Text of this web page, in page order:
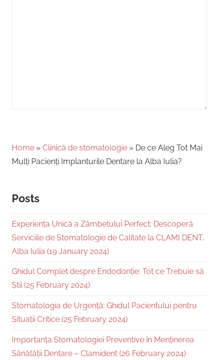
Home » Clinică de stomatologie » De ce Aleg Tot Mai
Mulți Pacienți Implanturile Dentare la Alba Iulia?
Posts
Experiența Unică a Zâmbetului Perfect: Descoperă
Serviciile de Stomatologie de Calitate la CLAMI DENT,
Alba Iulia (19 January 2024)
Ghidul Complet despre Endodonție: Tot ce Trebuie să
Știi (25 February 2024)
Stomatologia de Urgență: Ghidul Pacientului pentru
Situații Critice (25 February 2024)
Importanța Stomatologiei Preventive în Menținerea
Sănătății Dentare – Clamident (26 February 2024)